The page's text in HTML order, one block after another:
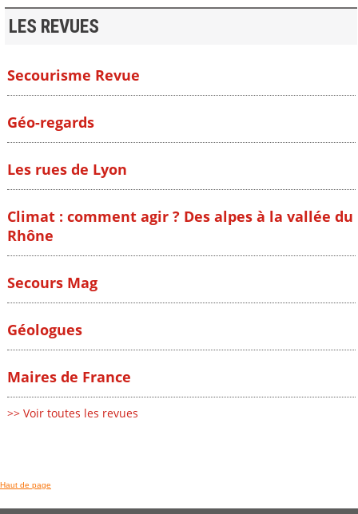
LES REVUES
Secourisme Revue
Géo-regards
Les rues de Lyon
Climat : comment agir ? Des alpes à la vallée du
Rhône
Secours Mag
Géologues
Maires de France
>> Voir toutes les revues
Haut de page